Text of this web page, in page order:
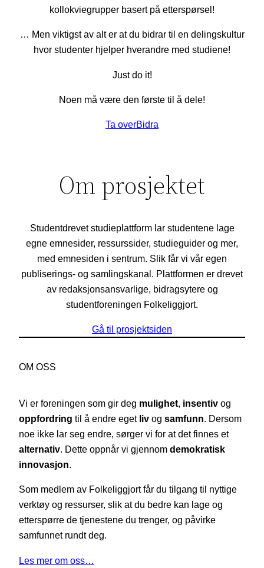
kollokviegrupper basert på etterspørsel!
… Men viktigst av alt er at du bidrar til en delingskultur
hvor studenter hjelper hverandre med studiene!
Just do it!
Noen må være den første til å dele!
Ta overBidra
Om prosjektet
Studentdrevet studieplattform lar studentene lage
egne emnesider, ressurssider, studieguider og mer,
med emnesiden i sentrum. Slik får vi vår egen
publiserings- og samlingskanal. Plattformen er drevet
av redaksjonsansvarlige, bidragsytere og
studentforeningen Folkeliggjort.
Gå til prosjektsiden
OM OSS
Vi er foreningen som gir deg mulighet, insentiv og
oppfordring til å endre eget liv og samfunn. Dersom
noe ikke lar seg endre, sørger vi for at det finnes et
alternativ. Dette oppnår vi gjennom demokratisk
innovasjon.
Som medlem av Folkeliggjort får du tilgang til nyttige
verktøy og ressurser, slik at du bedre kan lage og
etterspørre de tjenestene du trenger, og påvirke
samfunnet rundt deg.
Les mer om oss…